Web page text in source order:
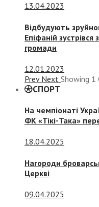
13.04.2023
Відбудують
Епіфаній
громади
12.01.2023
Prev Next Showing 1
СПОРТ
На чемпіонаті
ФК «Тікі-Така»
18.04.2025
Нагороди
Церкві
09.04.2025